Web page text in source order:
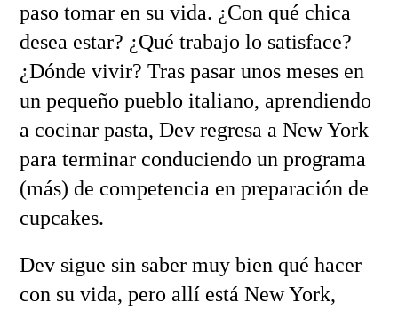
paso tomar en su vida. ¿Con qué chica
desea estar? ¿Qué trabajo lo satisface?
¿Dónde vivir? Tras pasar unos meses en
un pequeño pueblo italiano, aprendiendo
a cocinar pasta, Dev regresa a New York
para terminar conduciendo un programa
(más) de competencia en preparación de
cupcakes.
Dev sigue sin saber muy bien qué hacer
con su vida, pero allí está New York,